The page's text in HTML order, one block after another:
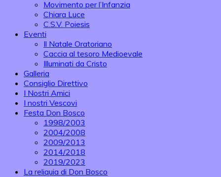
Movimento per l’Infanzia
Chiara Luce
C.S.V. Poiesis
Eventi
Il Natale Oratoriano
Caccia al tesoro Medioevale
Illuminati da Cristo
Galleria
Consiglio Direttivo
I Nostri Amici
I nostri Vescovi
Festa Don Bosco
1998/2003
2004/2008
2009/2013
2014/2018
2019/2023
La reliquia di Don Bosco